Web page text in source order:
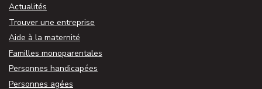
Actualités
Trouver une entreprise
Aide à la maternité
Familles monoparentales
Personnes handicapées
Personnes agées